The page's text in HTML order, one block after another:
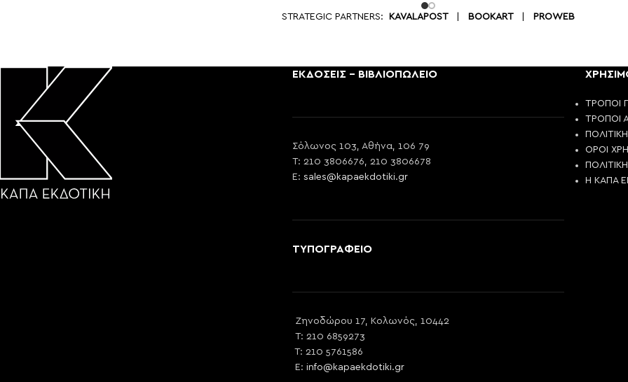
STRATEGIC PARTNERS: KAVALAPOST| BOOKART| PROWEB
ΕΚΔΟΣΕΙΣ - ΒΙΒΛΙΟΠΩΛΕΙΟ
Σόλωνος 103, Αθήνα, 106 79
T: 210 3806676, 210 3806678
E:sales@kapaekdotiki.gr
ΤΥΠΟΓΡΑΦΕΙΟ
Ζηνοδώρου 17, Κολωνός, 10442
T: 210 6859273
T: 210 5761586
E:info@kapaekdotiki.gr
ΤΡΟΠΟΙ
ΤΡΟΠΟΙ
ΟΡΟΙ
Η ΚΑΠΑ